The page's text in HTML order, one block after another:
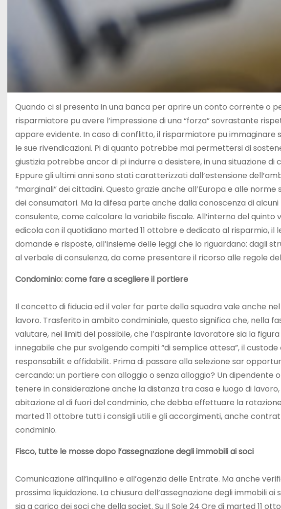
Quando ci si presenta in una banca per aprire un conto corrente o
risparmiatore pu avere l’impressione di una “forza” sovrastante
appare evidente. In caso di conflitto, il risparmiatore pu
le sue rivendicazioni. Pi di quanto potrebbe mai permettersi di
giustizia potrebbe ancor di pi indurre a desistere, in una situazione
Eppure gli ultimi anni sono stati caratterizzati dall’estensione
“marginali” dei cittadini. Questo grazie anche all’Europa e alle
dei consumatori. Ma la difesa parte anche dalla conoscenza di
consulente, come calcolare la variabile fiscale. All’interno del quinto
edicola con il quotidiano marted 11 ottobre e dedicato al risparmio,
domande e risposte, all’insieme delle leggi che lo riguardano: dagli
al verbale di consulenza, da come presentare il ricorso alle regole
Condominio: come fare a scegliere il portiere
Il concetto di fiducia ed il voler far parte della squadra vale anche
lavoro. Trasferito in ambito condminiale, questo significa che, nella
valutare, nei limiti del possibile, che l’aspirante lavoratore sia la
innegabile che pur svolgendo compiti “di semplice attesa”, il
responsabilit e affidabilit. Prima di passare alla selezione sar
cercando: un portiere con alloggio o senza alloggio? Un dipendente
tenere in considerazione anche la distanza tra casa e luogo di
abitazione al di fuori del condminio, che debba effettuare la
marted 11 ottobre tutti i consigli utili e gli accorgimenti, anche
condminio.
Fisco, tutte le mosse dopo l’assegnazione degli immobili ai soci
Comunicazione all’inquilino e all’agenzia delle Entrate. Ma anche
prossima liquidazione. La chiusura dell’assegnazione degli immobili
sia a carico dei soci che della societ. Su Il Sole 24 Ore di marted 11